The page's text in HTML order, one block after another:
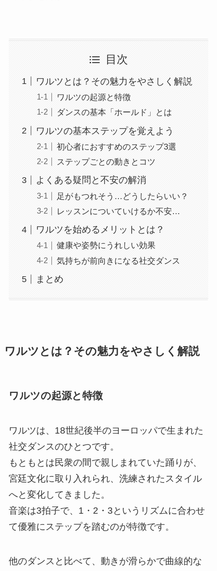
目次
ワルツとは？その魅力をやさしく解説
ワルツの起源と特徴
ダンスの基本「ホールド」とは
ワルツの基本ステップを覚えよう
初心者におすすめのステップ3選
ステップごとの動きとコツ
よくある疑問と不安の解消
足がもつれそう…どうしたらいい？
レッスンについていけるか不安…
ワルツを始めるメリットとは？
健康や姿勢にうれしい効果
気持ちが前向きになる社交ダンス
まとめ
ワルツとは？その魅力をやさしく解説
ワルツの起源と特徴
ワルツは、18世紀後半のヨーロッパで生まれた
社交ダンスのひとつです。
もともとは民衆の間で親しまれていた踊りが、
宮廷文化に取り入れられ、洗練されたスタイル
へと変化してきました。
音楽は3拍子で、1・2・3というリズムに合わせ
て優雅にステップを踏むのが特徴です。
他のダンスと比べて、動きが滑らかで曲線的な